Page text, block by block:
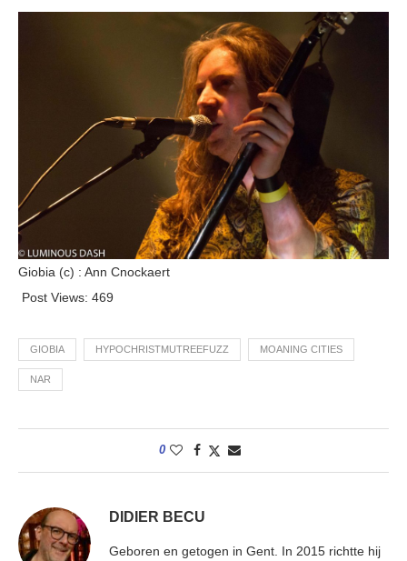
Giobia (c) : Ann Cnockaert
Post Views: 469
GIOBIA HYPOCHRISTMUTREEFUZZ MOANING CITIES
NAR
0
DIDIER BECU
Geboren en getogen in Gent. In 2015 richtte hij